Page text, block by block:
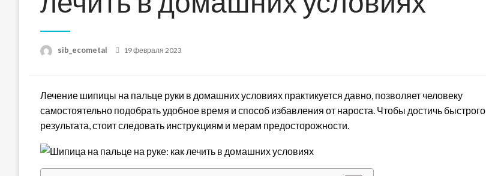
sib_ecometal
Posted
19 февраля 2023
Лечение шипицы на пальце руки в домашних условиях практикуется давно, позволяет человеку
самостоятельно подобрать удобное время и способ избавления от нароста. Чтобы достичь быстрого
результата, стоит следовать инструкциям и мерам предосторожности.